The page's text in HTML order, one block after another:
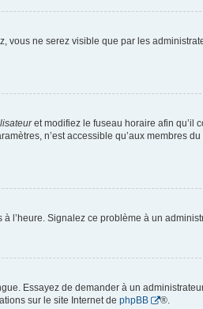
vous ne serez visible que par les
et modifiez le fuseau horaire afin qu’il
n’est accessible qu’aux membres
l’heure. Signalez ce problème à un
Essayez de demander à un
sur le site Internet de phpBB ®.